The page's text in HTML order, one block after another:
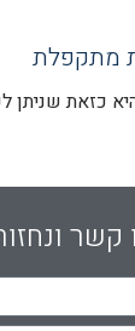
מתקפלת
כזאת שניתן
קשר